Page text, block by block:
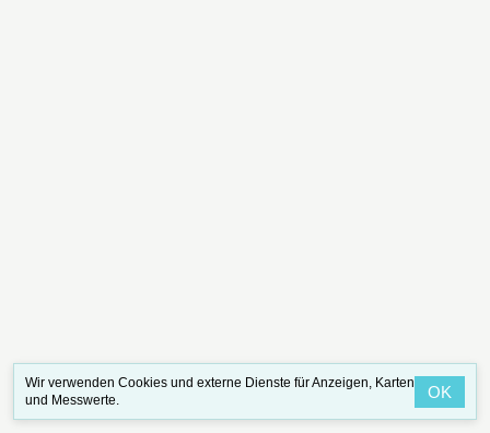
Wir verwenden Cookies und externe Dienste für Anzeigen, Karten
und Messwerte.
OK